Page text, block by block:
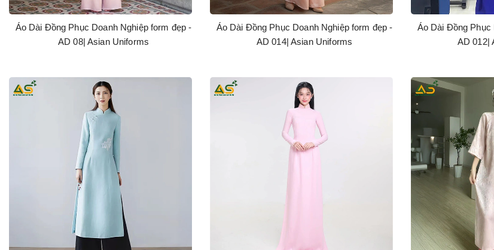
Áo Dài Đồng Phục Doanh Nghiệp form đẹp -
AD 08| Asian Uniforms
Áo Dài Đồng Phục Doanh Nghiệp form đẹp -
AD 014| Asian Uniforms
Áo Dài Đồng Phục
AD 012|